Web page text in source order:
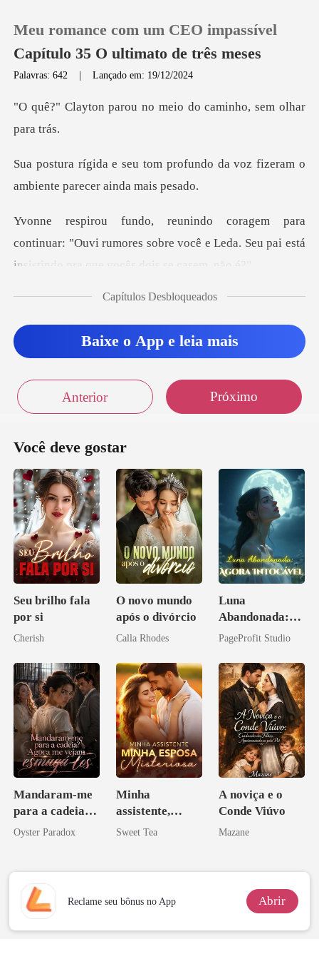
0
Histórico
Meu romance com um CEO impassível
Capítulo 35 O ultimato de três meses
Palavras: 642 |Lançado em: 19/12/2024
u no meio do caminho,
rofundo da voz fizeram o
ambie
inuar: "Ouvi rumores sobre você e Leda. Seu pai e
posta de Cla
Capítulos Desbloqueados
Baixe o App e leia mais
Anterior Próximo
Você deve gostar
Seu brilho fala
por si
Cherish
O novo mundo
após o divórcio
Calla Rhodes
Luna
Abandonada:
Agora Intocável
PageProfit Studio
Mandaram-me
para a cadeia?
Agora me
Oyster Paradox
Minha
assistente,
minha esposa
Sweet Tea
A noviça e o
Conde Viúvo
Mazane
Reclame seu bônus no App Abrir